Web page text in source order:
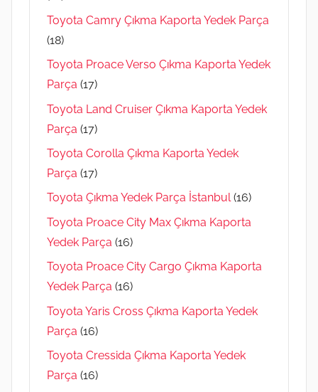
Toyota Camry Çıkma Kaporta Yedek Parça
(18)
Toyota Proace Verso Çıkma Kaporta Yedek
Parça (17)
Toyota Land Cruiser Çıkma Kaporta Yedek
Parça (17)
Toyota Corolla Çıkma Kaporta Yedek
Parça (17)
Toyota Çıkma Yedek Parça İstanbul (16)
Toyota Proace City Max Çıkma Kaporta
Yedek Parça (16)
Toyota Proace City Cargo Çıkma Kaporta
Yedek Parça (16)
Toyota Yaris Cross Çıkma Kaporta Yedek
Parça (16)
Toyota Cressida Çıkma Kaporta Yedek
Parça (16)